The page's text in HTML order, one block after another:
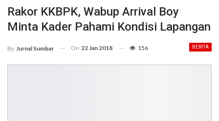
Rakor KKBPK, Wabup Arrival Boy
Minta Kader Pahami Kondisi Lapangan
BERITA
By Jurnal Sumbar On 22 Jan 2018 156